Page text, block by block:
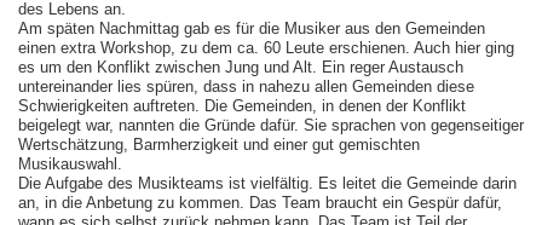
des Lebens an.
Am späten Nachmittag gab es für die Musiker aus den Gemeinden
einen extra Workshop, zu dem ca. 60 Leute erschienen. Auch hier ging
es um den Konflikt zwischen Jung und Alt. Ein reger Austausch
untereinander lies spüren, dass in nahezu allen Gemeinden diese
Schwierigkeiten auftreten. Die Gemeinden, in denen der Konflikt
beigelegt war, nannten die Gründe dafür. Sie sprachen von gegenseitiger
Wertschätzung, Barmherzigkeit und einer gut gemischten
Musikauswahl.
Die Aufgabe des Musikteams ist vielfältig. Es leitet die Gemeinde darin
an, in die Anbetung zu kommen. Das Team braucht ein Gespür dafür,